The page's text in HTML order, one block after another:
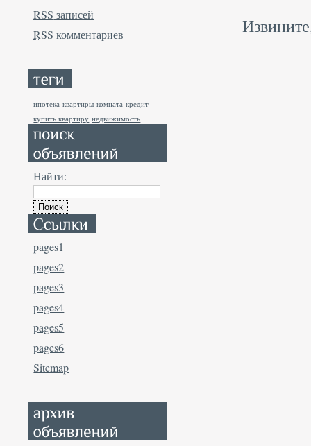
RSS записей
RSS комментариев
ипотека квартиры комната кредит
купить квартиру недвижимость
Найти:
pages1
pages2
pages3
pages4
pages5
pages6
Sitemap